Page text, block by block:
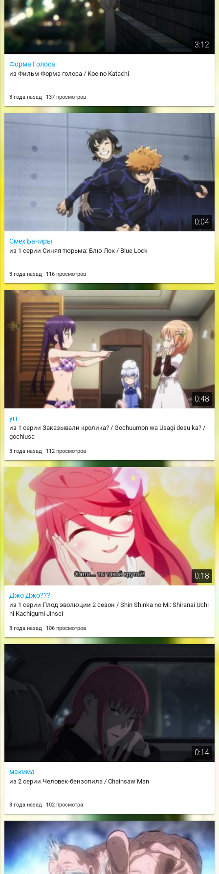
3:12
Форма Голоса
из Фильм Форма голоса / Koe no Katachi
3 года назад 137 просмотров
0:04
Смех Бачиры
из 1 серии Синяя тюрьма: Блю Лок / Blue Lock
3 года назад 116 просмотров
0:48
угг
из 1 серии Заказывали кролика? / Gochuumon wa Usagi desu ka? /
gochiusa
3 года назад 112 просмотров
0:18
Джо Джо???
из 1 серии Плод эволюции 2 сезон / Shin Shinka no Mi: Shiranai Uchi
ni Kachigumi Jinsei
3 года назад 106 просмотров
0:14
макима
из 2 серии Человек-бензопила / Chainsaw Man
3 года назад 102 просмотра